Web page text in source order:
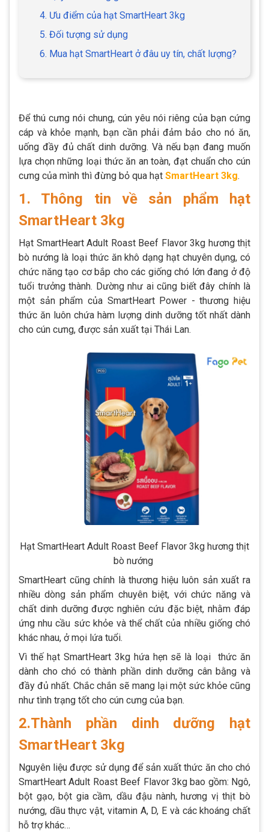
4. Ưu điểm của hạt SmartHeart 3kg
5. Đối tượng sử dụng
6. Mua hạt SmartHeart ở đâu uy tín, chất lượng?
Để thú cưng nói chung, cún yêu nói riêng của bạn cứng
cáp và khỏe mạnh, bạn cần phải đảm bảo cho nó ăn,
uống đầy đủ chất dinh dưỡng. Và nếu bạn đang muốn
lựa chọn những loại thức ăn an toàn, đạt chuẩn cho cún
cưng của mình thì đừng bỏ qua hạt SmartHeart 3kg.
1. Thông tin về sản phẩm hạt
SmartHeart 3kg
Hạt SmartHeart Adult Roast Beef Flavor 3kg hương thịt
bò nướng là loại thức ăn khô dạng hạt chuyên dụng, có
chức năng tạo cơ bắp cho các giống chó lớn đang ở độ
tuổi trưởng thành. Dường như ai cũng biết đây chính là
một sản phẩm của SmartHeart Power - thương hiệu
thức ăn luôn chứa hàm lượng dinh dưỡng tốt nhất dành
cho cún cưng, được sản xuất tại Thái Lan.
Hạt SmartHeart Adult Roast Beef Flavor 3kg hương thịt
bò nướng
SmartHeart cũng chính là thương hiệu luôn sản xuất ra
nhiều dòng sản phẩm chuyên biệt, với chức năng và
chất dinh dưỡng được nghiên cứu đặc biệt, nhằm đáp
ứng nhu cầu sức khỏe và thể chất của nhiều giống chó
khác nhau, ở mọi lứa tuổi.
Vì thế hạt SmartHeart 3kg hứa hẹn sẽ là loại thức ăn
dành cho chó có thành phần dinh dưỡng cân bằng và
đầy đủ nhất. Chắc chắn sẽ mang lại một sức khỏe cũng
như tình trạng tốt cho cún cưng của bạn.
2.Thành phần dinh dưỡng hạt
SmartHeart 3kg
Nguyên liệu được sử dụng để sản xuất thức ăn cho chó
SmartHeart Adult Roast Beef Flavor 3kg bao gồm: Ngô,
bột gạo, bột gia cầm, dầu đậu nành, hương vị thịt bò
nướng, dầu thực vật, vitamin A, D, E và các khoáng chất
hỗ trợ khác…